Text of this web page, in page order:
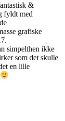
&
fyldt med
grafiske
simpelthen ikke
som det skulle
en lille